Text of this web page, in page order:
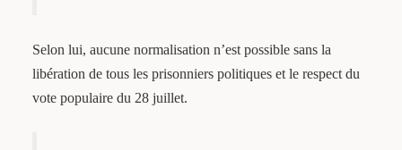
Selon lui, aucune normalisation n’est possible sans la
libération de tous les prisonniers politiques et le respect du
vote populaire du 28 juillet.